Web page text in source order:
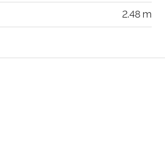
2.48 m